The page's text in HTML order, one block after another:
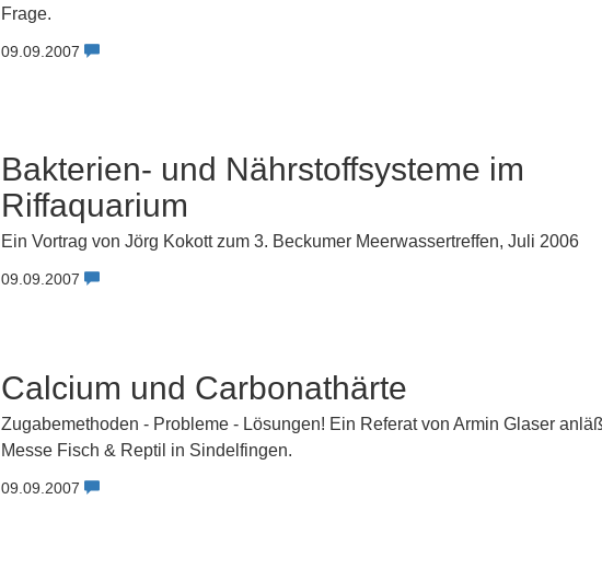
Frage.
09.09.2007
Bakterien- und Nährstoffsysteme im
Riffaquarium
Ein Vortrag von Jörg Kokott zum 3. Beckumer Meerwassertreffen, Juli 2006
09.09.2007
Calcium und Carbonathärte
Zugabemethoden - Probleme - Lösungen! Ein Referat von Armin Glaser
Messe Fisch & Reptil in Sindelfingen.
09.09.2007